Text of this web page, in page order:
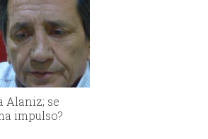
Alaniz; se
impulso?